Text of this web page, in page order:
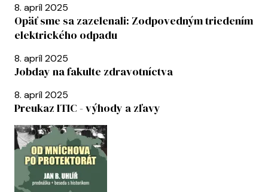
8. apríl 2025
Opäť sme sa zazelenali: Zodpovedným triedením
elektrického odpadu
8. apríl 2025
Jobday na fakulte zdravotníctva
8. apríl 2025
Preukaz ITIC - výhody a zľavy